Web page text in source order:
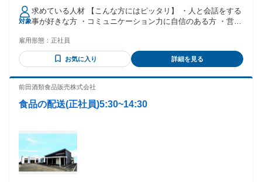
勤・家族手当金額：なし 全員に一律で支払われるその他手当
金額：なし ※経験・能力を考慮して決定します。 ✅昇給年1
回(定期昇給に加えて実績に応じて随時) ✅年2回 【入社祝金60
万円支給】 ・入社祝金/10万円支給(3ヶ月の研修終了後支給)
対象
求めている人材 【こんな方にはピッタリ】 ・人と会話をする
事が好きな方 ・コミュニケーション力に自信のある方 ・営業
ある方 ・向上心や好奇心、積極性がある方 ★いずれか一つで
も当てはまる方はぜひご応募ください★
雇用形態： 正社員
お気に入り 詳細を見る
前田酒類食品販売株式会社
食品の配送(正社員)5:30~14:30